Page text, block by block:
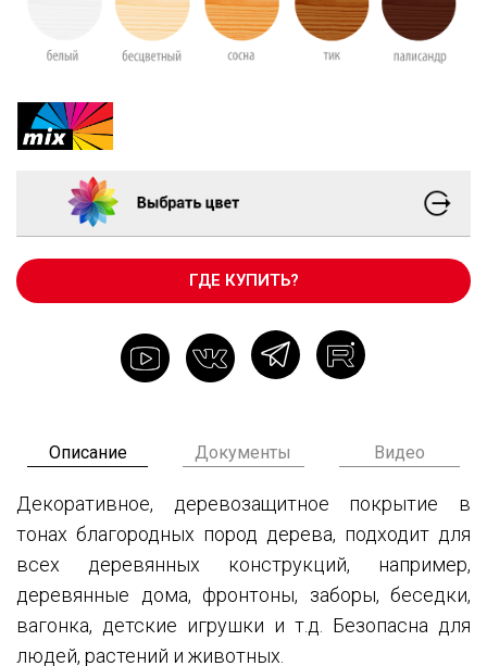
ГДЕ КУПИТЬ?
Описание Документы Видео
Декоративное, деревозащитное покрытие в
тонах благородных пород дерева, подходит для
всех деревянных конструкций, например,
деревянные дома, фронтоны, заборы, беседки,
вагонка, детские игрушки и т.д. Безопасна для
людей, растений и животных.